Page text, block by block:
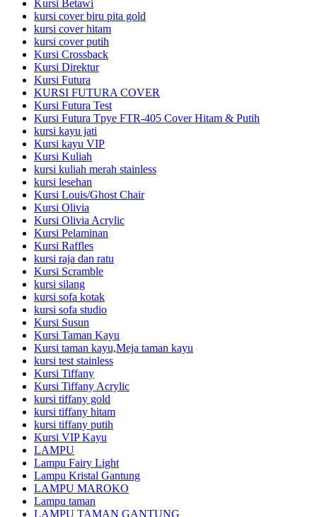
Kursi Betawi
kursi cover biru pita gold
kursi cover hitam
kursi cover putih
Kursi Crossback
Kursi Direktur
Kursi Futura
KURSI FUTURA COVER
Kursi Futura Test
Kursi Futura Tpye FTR-405 Cover Hitam & Putih
kursi kayu jati
Kursi kayu VIP
Kursi Kuliah
kursi kuliah merah stainless
kursi lesehan
Kursi Louis/Ghost Chair
Kursi Olivia
Kursi Olivia Acrylic
Kursi Pelaminan
Kursi Raffles
kursi raja dan ratu
Kursi Scramble
kursi silang
kursi sofa kotak
kursi sofa studio
Kursi Susun
Kursi Taman Kayu
Kursi taman kayu,Meja taman kayu
kursi test stainless
Kursi Tiffany
Kursi Tiffany Acrylic
kursi tiffany gold
kursi tiffany hitam
kursi tiffany putih
Kursi VIP Kayu
LAMPU
Lampu Fairy Light
Lampu Kristal Gantung
LAMPU MAROKO
Lampu taman
LAMPU TAMAN GANTUNG